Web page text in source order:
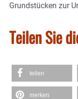
Grundstücken zur
Teilen Sie
teilen
merken